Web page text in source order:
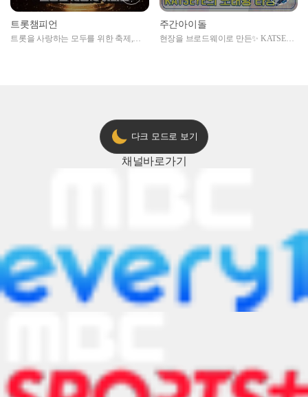
트롯챔피언
트롯을 사랑하는 모두를 위한 축제,
주간아이돌
현장을 브로드웨이로 만든✨ KATSEYE
다크 모드로 보기
채널바로가기